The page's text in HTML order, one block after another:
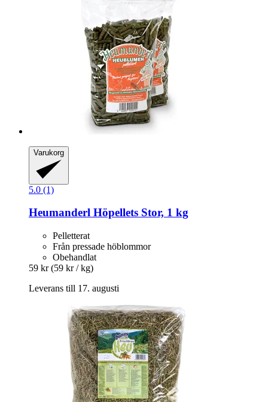
Varukorg
5.0 (1)
Heumanderl Höpellets Stor, 1 kg
Pelletterat
Från pressade höblommor
Obehandlat
59 kr (59 kr / kg)
Leverans till 17. augusti